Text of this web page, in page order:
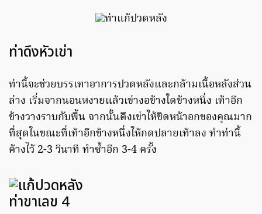
ท่าดึงหัวเข่า
ท่านี้จะช่วยบรรเทาอาการปวดหลังและกล้ามเนื้อหลังส่วน
ล่าง เริ่มจากนอนหงายแล้วเข่างอข้างใดข้างหนึ่ง เท้าอีก
ข้างวางราบกับพื้น จากนั้นดึงเข่าให้ชิดหน้าอกของคุณมาก
ที่สุดในขณะที่เท้าอีกข้างหนึ่งให้กดปลายเท้าลง ทำท่านี้
ค้างไว้ 2-3 วินาที ทำซ้ำอีก 3-4 ครั้ง
ท่าขาเลข 4